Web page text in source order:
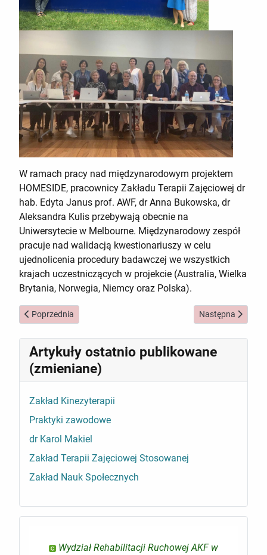
W ramach pracy nad międzynarodowym projektem
HOMESIDE, pracownicy Zakładu Terapii Zajęciowej dr
hab. Edyta Janus prof. AWF, dr Anna Bukowska, dr
Aleksandra Kulis przebywają obecnie na
Uniwersytecie w Melbourne. Międzynarodowy zespół
pracuje nad walidacją kwestionariuszy w celu
ujednolicenia procedury badawczej we wszystkich
krajach uczestniczących w projekcie (Australia, Wielka
Brytania, Norwegia, Niemcy oraz Polska).
Poprzednia strona: Zwycięska drużyna AWF
Poprzednia Następna strona:
Następna
Artykuły ostatnio publikowane
(zmieniane)
Zakład Kinezyterapii
Praktyki zawodowe
dr Karol Makiel
Zakład Terapii Zajęciowej Stosowanej
Zakład Nauk Społecznych
Wydział Rehabilitacji Ruchowej AKF w